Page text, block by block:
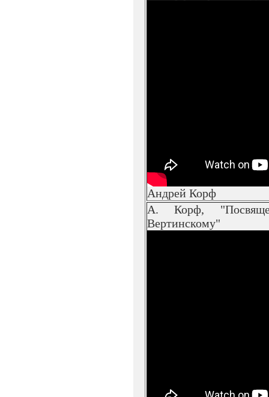
Андрей Корф
А. Корф,
Вертинскому"